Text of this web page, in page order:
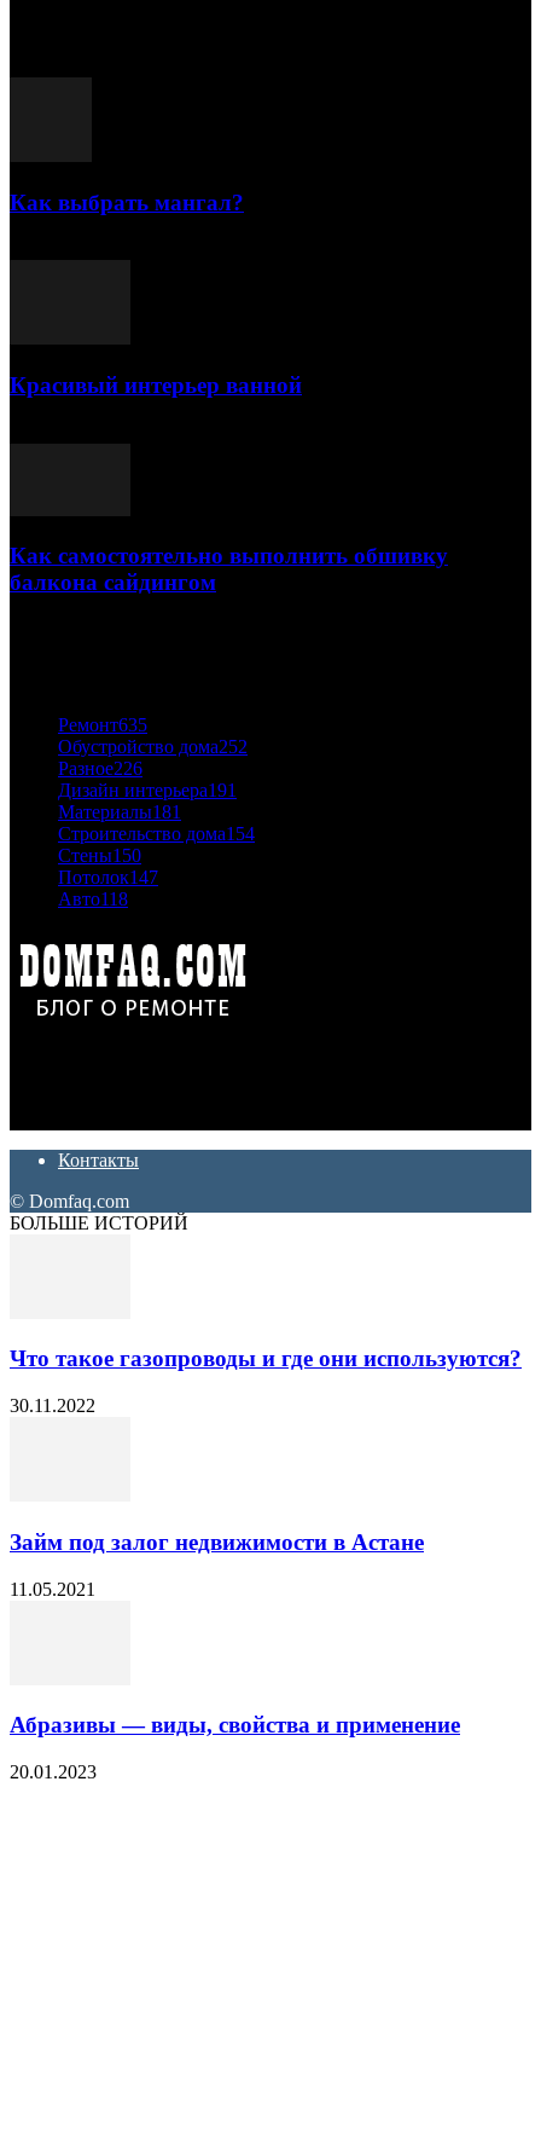
Как выбрать мангал?
Красивый интерьер ванной
Как самостоятельно выполнить обшивку
балкона сайдингом
Ремонт635
Обустройство дома252
Разное226
Дизайн интерьера191
Материалы181
Строительство дома154
Стены150
Потолок147
Авто118
Контакты
© Domfaq.com
БОЛЬШЕ ИСТОРИЙ
Что такое газопроводы и где они используются?
30.11.2022
Займ под залог недвижимости в Астане
11.05.2021
Абразивы — виды, свойства и применение
20.01.2023